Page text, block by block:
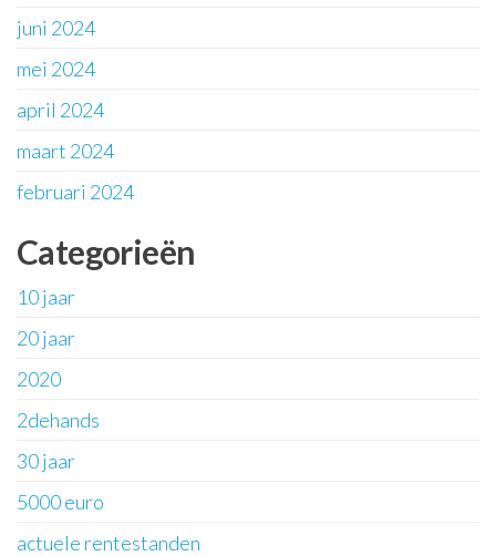
juni 2024
mei 2024
april 2024
maart 2024
februari 2024
Categorieën
10 jaar
20 jaar
2020
2dehands
30 jaar
5000 euro
actuele rentestanden